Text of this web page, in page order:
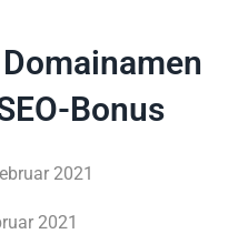
Bonus
2021
2021